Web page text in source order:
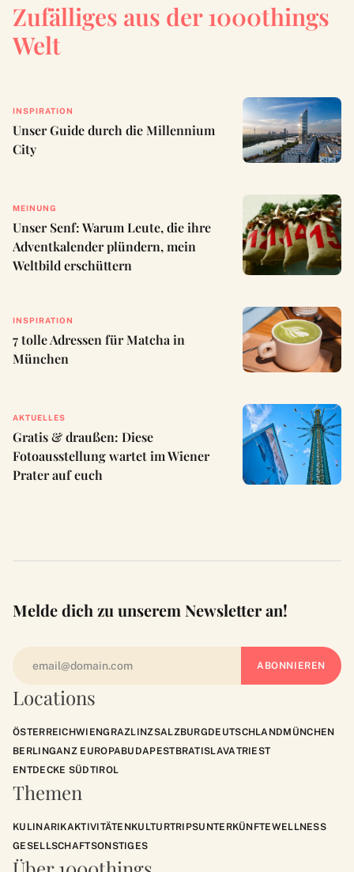
Zufälliges aus der 1000things
Welt
INSPIRATION
Unser Guide durch die Millennium
City
MEINUNG
Unser Senf: Warum Leute, die ihre
Adventkalender plündern, mein
Weltbild erschüttern
INSPIRATION
7 tolle Adressen für Matcha in
München
AKTUELLES
Gratis & draußen: Diese
Fotoausstellung wartet im Wiener
Prater auf euch
Locations
ÖSTERREICHWIENGRAZLINZSALZBURGDEUTSCHLANDMÜNCHEN
BERLINGANZ EUROPABUDAPESTBRATISLAVATRIEST
ENTDECKE SÜDTIROL
Themen
KULINARIKAKTIVITÄTENKULTURTRIPSUNTERKÜNFTEWELLNESS
GESELLSCHAFTSONSTIGES
Melde dich zu unserem Newsletter an!